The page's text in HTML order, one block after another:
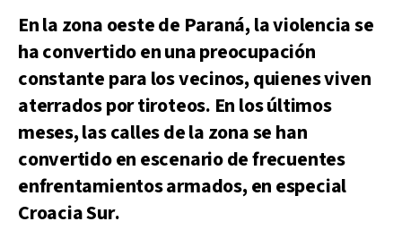
En la zona oeste de Paraná, la violencia se
ha convertido en una preocupación
constante para los vecinos, quienes viven
aterrados por tiroteos. En los últimos
meses, las calles de la zona se han
convertido en escenario de frecuentes
enfrentamientos armados, en especial
Croacia Sur.